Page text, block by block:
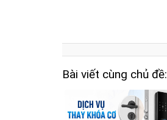
Bài viết cùng chủ đề: